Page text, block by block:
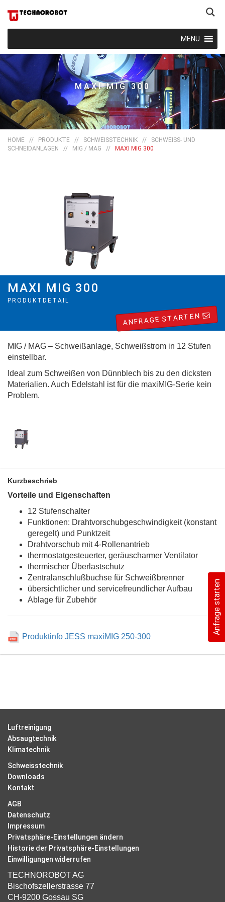
MENU
Anfrage starten
MAXI MIG 300
HOME // PRODUKTE // SCHWEISSTECHNIK //
SCHWEISS- UND
SCHNEIDANLAGEN
// MIG / MAG // MAXI MIG 300
MAXI MIG 300
PRODUKTDETAIL
ANFRAGE STARTEN
MIG / MAG – Schweißanlage, Schweißstrom in 12 Stufen
einstellbar.
Ideal zum Schweißen von Dünnblech bis zu den dicksten
Materialien. Auch Edelstahl ist für die maxiMIG-Serie kein
Problem.
Kurzbeschrieb
Vorteile und Eigenschaften
12 Stufenschalter
Funktionen: Drahtvorschubgeschwindigkeit (konstant
geregelt) und Punktzeit
Drahtvorschub mit 4-Rollenantrieb
thermostatgesteuerter, geräuscharmer Ventilator
thermischer Überlastschutz
Zentralanschlußbuchse für Schweißbrenner
übersichtlicher und servicefreundlicher Aufbau
Ablage für Zubehör
Produktinfo JESS maxiMIG 250-300
Luftreinigung
Absaugtechnik
Klimatechnik
Schweisstechnik
Downloads
Kontakt
AGB
Datenschutz
Impressum
Privatsphäre-Einstellungen ändern
Historie der Privatsphäre-Einstellungen
Einwilligungen widerrufen
TECHNOROBOT AG
Bischofszellerstrasse 77
CH-9200 Gossau SG